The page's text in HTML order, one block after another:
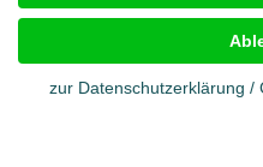
Impressum
Cookies
Datenschutz
zur Datenschutzerklärung /